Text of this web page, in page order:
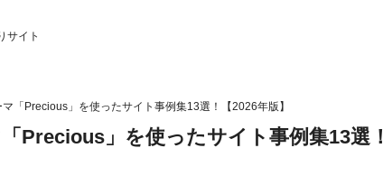
サイト
「Precious」を使ったサイト事例集13選！【2026年版】
Precious」を使ったサイト事例集13選！